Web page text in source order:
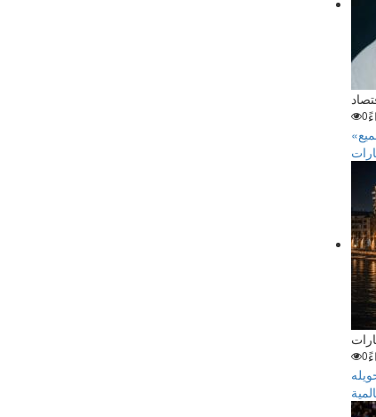
0
«الاتحادية للضرائب»: زيادة المتعاملين بالنظام في جميع
0